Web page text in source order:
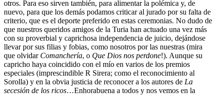
otros. Para eso sirven también, para alimentar la polémica y, de
nuevo, para que los demás podamos criticar al jurado por su falta de
criterio, que es el deporte preferido en estas ceremonias. No dudo de
que nuestros queridos amigos de la Turia han actuado una vez más
con su proverbial y caprichosa independencia de juicio, dejándose
llevar por sus filias y fobias, como nosotros por las nuestras (mira
que olvidar Comanchería, o Que Dios nos perdone!). Aunque su
capricho haya coincidido con el mío en varios de los premios
especiales (imprescindible R Sirera; como el reconocimiento al
Sorolla) y en la obvia justicia de reconocer a los autores de La
secesión de los ricos…Enhorabuena a todos y nos vemos en la